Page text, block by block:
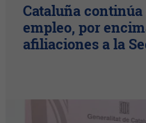
Cataluña
empleo, por
afiliaciones a la